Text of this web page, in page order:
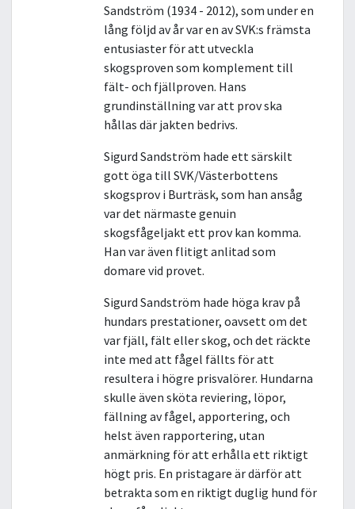
Sandström (1934 - 2012), som under en
lång följd av år var en av SVK:s främsta
entusiaster för att utveckla
skogsproven som komplement till
fält- och fjällproven. Hans
grundinställning var att prov ska
hållas där jakten bedrivs.
Sigurd Sandström hade ett särskilt
gott öga till SVK/Västerbottens
skogsprov i Burträsk, som han ansåg
var det närmaste genuin
skogsfågeljakt ett prov kan komma.
Han var även flitigt anlitad som
domare vid provet.
Sigurd Sandström hade höga krav på
hundars prestationer, oavsett om det
var fjäll, fält eller skog, och det räckte
inte med att fågel fällts för att
resultera i högre prisvalörer. Hundarna
skulle även sköta reviering, löpor,
fällning av fågel, apportering, och
helst även rapportering, utan
anmärkning för att erhålla ett riktigt
högt pris. En pristagare är därför att
betrakta som en riktigt duglig hund för